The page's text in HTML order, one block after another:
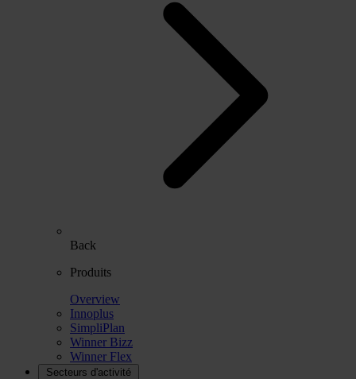
Back
Produits
Overview
Innoplus
SimpliPlan
Winner Bizz
Winner Flex
Secteurs d'activité